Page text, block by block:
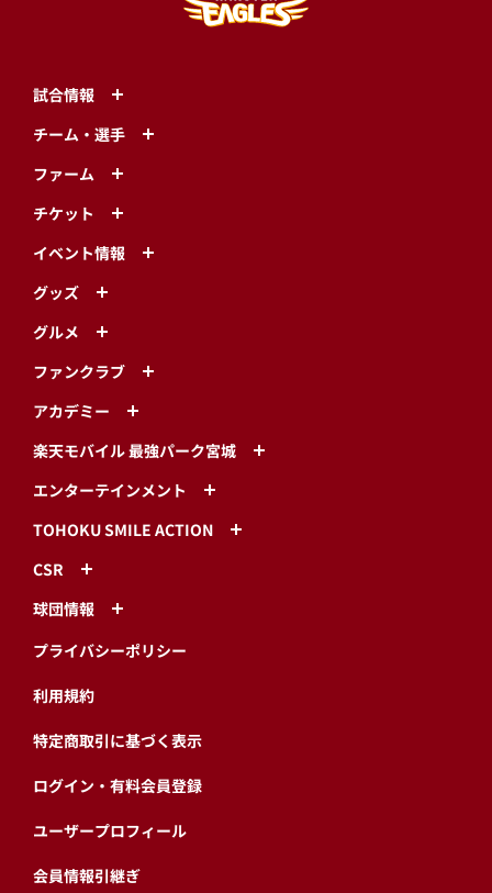
試合情報
チーム・選手
ファーム
チケット
イベント情報
グッズ
グルメ
ファンクラブ
アカデミー
楽天モバイル 最強パーク宮城
エンターテインメント
TOHOKU SMILE ACTION
CSR
球団情報
プライバシーポリシー
利用規約
特定商取引に基づく表示
ログイン・有料会員登録
ユーザープロフィール
会員情報引継ぎ